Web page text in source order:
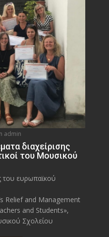
admin
διαχείρισης
του Μουσικού
του ευρωπαϊκού
Relief and Management
and Students»,
Σχολείου